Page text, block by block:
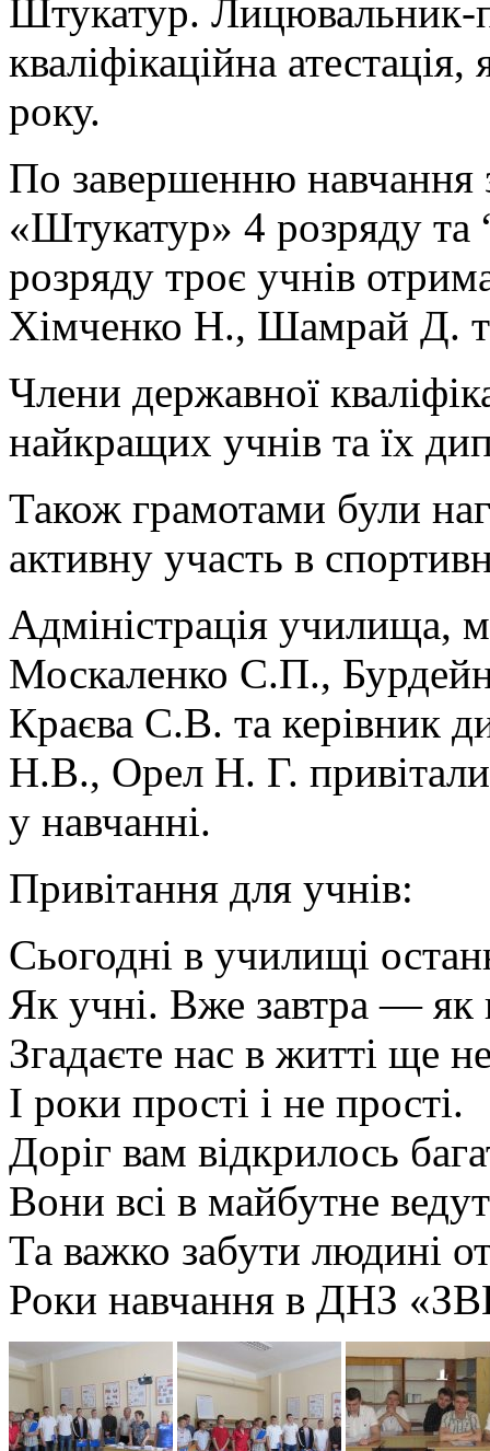
Штукатур. Лицювальник-
кваліфікаційна
року.
По завершенню навчання
«Штукатур» 4 розряду
розряду троє учнів
Хімченко Н., Шамрай Д.
Члени державної
найкращих учнів та їх
Також грамотами були
активну участь в
Адміністрація училища,
Москаленко С.П.,
Краєва С.В. та керівник
Н.В., Орел Н. Г.
у навчанні.
Привітання для учнів:
Сьогодні в училищі
Як учні. Вже завтра — як
Згадаєте нас в житті ще
І роки прості і не прості.
Доріг вам відкрилось
Вони всі в майбутне
Та важко забути людині
Роки навчання в ДНЗ